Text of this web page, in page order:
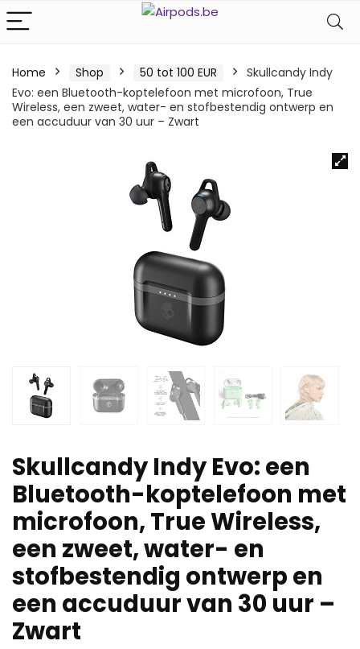
Home Shop 50 tot 100 EUR
Skullcandy Indy
Evo: een Bluetooth-koptelefoon met microfoon, True
Wireless, een zweet, water- en stofbestendig ontwerp en
een accuduur van 30 uur – Zwart
Skullcandy Indy Evo: een
Bluetooth-koptelefoon met
microfoon, True Wireless,
een zweet, water- en
stofbestendig ontwerp en
een accuduur van 30 uur –
Zwart